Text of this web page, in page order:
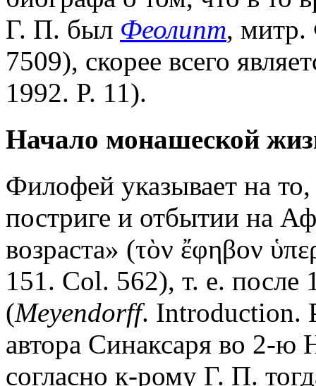
Г. П. был Феолипт, митр.
7509), скорее всего
1992. P. 11).
Начало монашеской
Филофей указывает на
постриге и отбытии на
возраста» (τὸν ἔφηβον
151. Col. 562), т. е.
(Meyendorff. Introduction.
автора Синаксаря во 2-ю
согласно к-рому Г. П.